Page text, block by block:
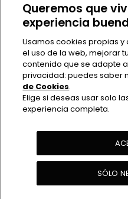
Contacto
Queremos que
experiencia
Usamos cookies propias
el uso de la web, mejorar
contenido que se adapte
privacidad: puedes saber
de Cookies.
Elige si deseas usar solo
experiencia completa.
SÓLO